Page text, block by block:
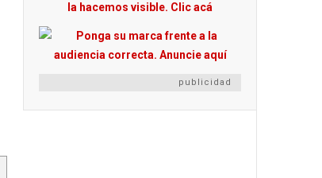
publicidad